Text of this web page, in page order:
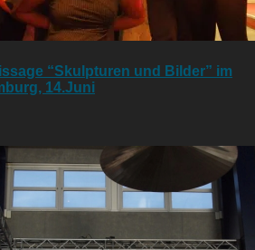
“Skulpturen und Bilder” im
14.Juni